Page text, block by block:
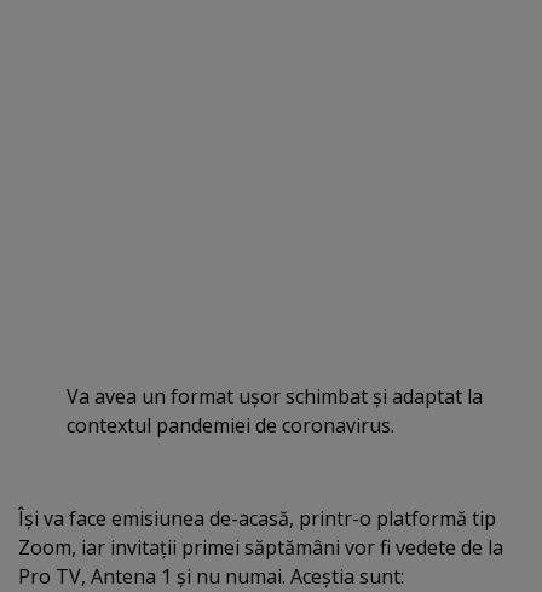
Va avea un format uşor schimbat şi adaptat la
contextul pandemiei de coronavirus.
Îşi va face emisiunea de-acasă, printr-o platformă tip
Zoom, iar invitaţii primei săptămâni vor fi vedete de la
Pro TV, Antena 1 şi nu numai. Aceştia sunt: